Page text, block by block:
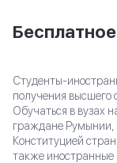
Студенты-
получения высшего
Обучаться в вузах
граждане Румынии,
Конституцией
также иностранные